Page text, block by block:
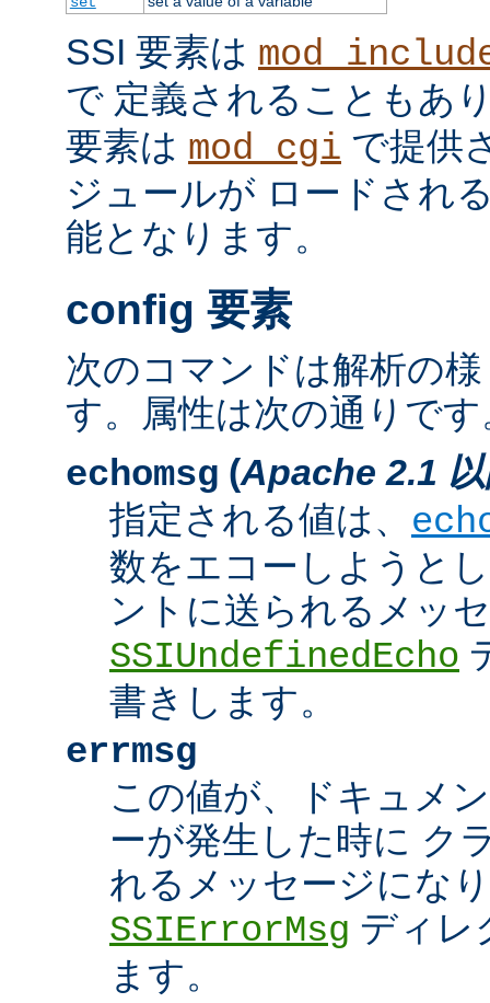
SSI 要素は
で 定義されることもあ
要素は mod_cgi で提供
ジュールが ロードされ
能となります。
config 要素
次のコマンドは解析の
す。属性は次の通りです
echomsg (Apache 2.1
指定される値は、
数をエコーしようと
ントに送られるメッ
SSIUndefinedEcho
書きします。
errmsg
この値が、ドキュメ
ーが発生した時に ク
れるメッセージにな
SSIErrorMsg ディレ
ます。